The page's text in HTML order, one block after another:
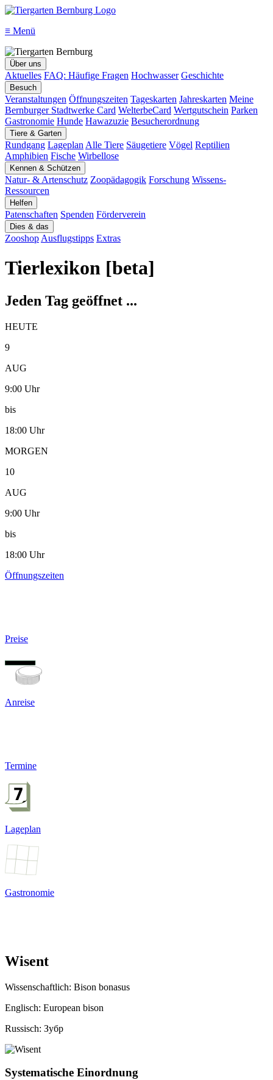
≡ Menü
Über uns
Aktuelles FAQ: Häufige Fragen Hochwasser Geschichte
Besuch
Veranstaltungen Öffnungszeiten Tageskarten Jahreskarten Meine
Bernburger Stadtwerke Card WelterbeCard Wertgutschein Parken
Gastronomie Hunde Hawazuzie Besucherordnung
Tiere & Garten
Rundgang Lageplan Alle Tiere Säugetiere Vögel Reptilien
Amphibien Fische Wirbellose
Kennen & Schützen
Natur- & Artenschutz Zoopädagogik Forschung Wissens-
Ressourcen
Helfen
Patenschaften Spenden Förderverein
Dies & das
Zooshop Ausflugstipps Extras
Tierlexikon [beta]
Jeden Tag geöffnet ...
HEUTE
9
AUG
9:00 Uhr
bis
18:00 Uhr
MORGEN
10
AUG
9:00 Uhr
bis
18:00 Uhr
Öffnungszeiten
Preise
Anreise
Termine
Lageplan
Gastronomie
Wisent
Wissenschaftlich: Bison bonasus
Englisch: European bison
Russisch: Зубр
Systematische Einordnung